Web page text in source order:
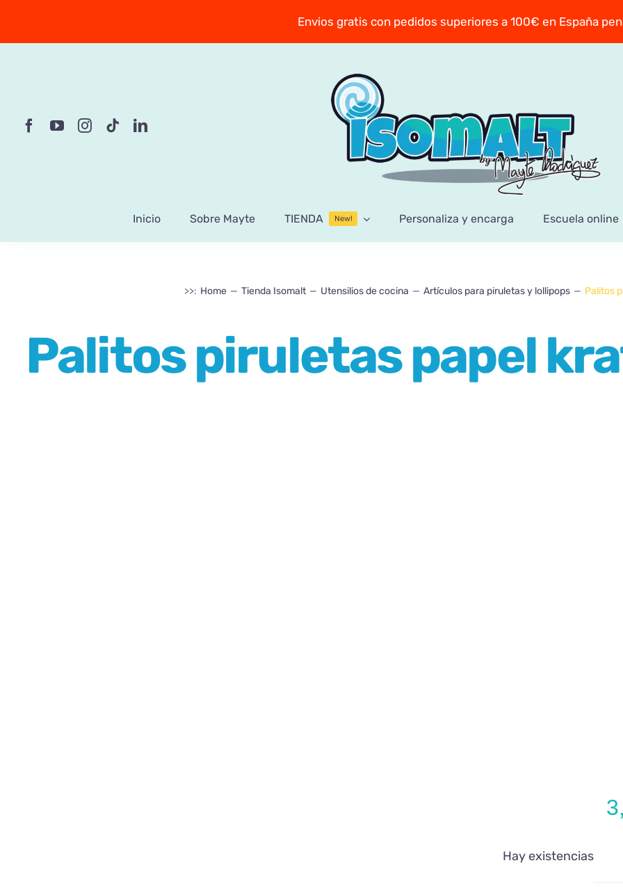
Envios gratis con pedidos superiores a 100€ en España
Inicio Sobre Mayte TIENDA New! Personaliza y encarga Escuela online
>>: Home Tienda Isomalt Utensilios de cocina Artículos para piruletas y lollipops Palitos
Palitos piruletas papel
Hay existencias